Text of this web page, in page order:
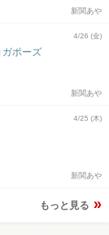
新関あや
4/26 (金)
ポーズ
新関あや
4/25 (木)
新関あや
もっと見る